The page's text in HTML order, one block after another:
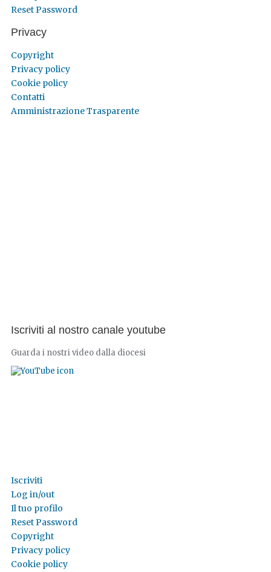
Reset Password
Privacy
Copyright
Privacy policy
Cookie policy
Contatti
Amministrazione Trasparente
Iscriviti al nostro canale youtube
Guarda i nostri video dalla diocesi
Iscriviti
Log in/out
Il tuo profilo
Reset Password
Copyright
Privacy policy
Cookie policy